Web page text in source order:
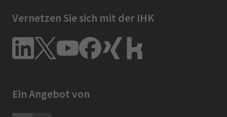
Vernetzen Sie sich mit der IHK
Ein Angebot von